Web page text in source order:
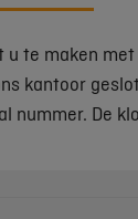
te maken
kantoor
nummer. De